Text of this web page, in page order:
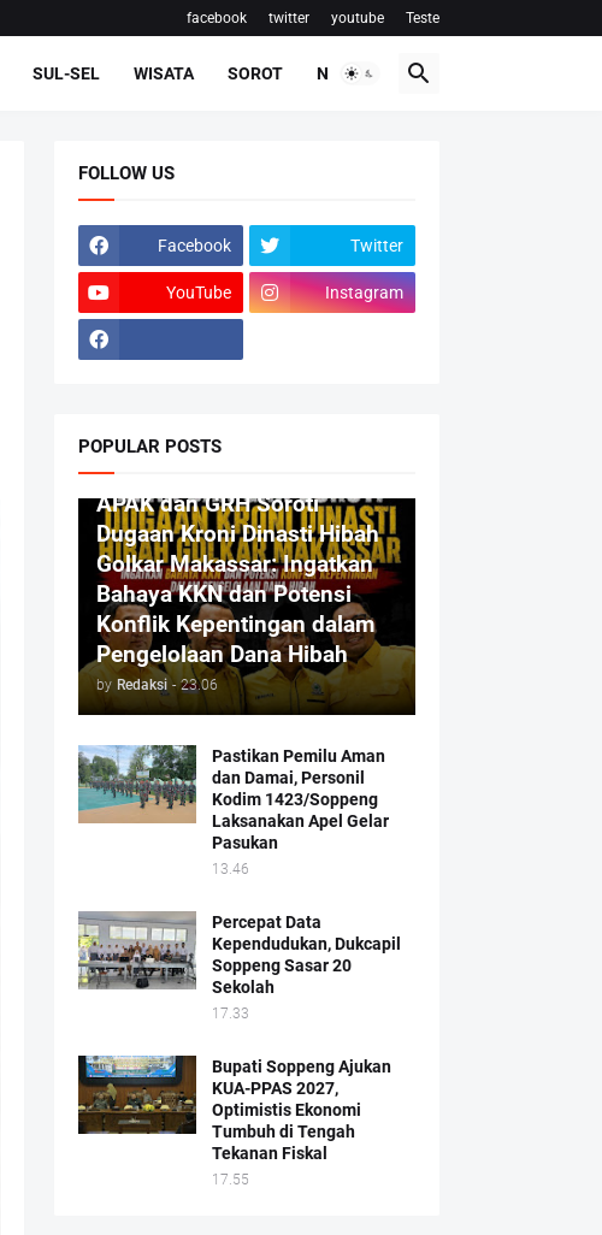
facebook twitter youtube Teste
SUL-SEL WISATA SOROT NASIONAL
FOLLOW US
Facebook Twitter
YouTube Instagram
POPULAR POSTS
APAK dan GRH Soroti
Dugaan Kroni Dinasti Hibah
Golkar Makassar: Ingatkan
Bahaya KKN dan Potensi
Konflik Kepentingan dalam
Pengelolaan Dana Hibah
by Redaksi - 23.06
Pastikan Pemilu Aman
dan Damai, Personil
Kodim 1423/Soppeng
Laksanakan Apel Gelar
Pasukan
13.46
Percepat Data
Kependudukan, Dukcapil
Soppeng Sasar 20
Sekolah
17.33
Bupati Soppeng Ajukan
KUA-PPAS 2027,
Optimistis Ekonomi
Tumbuh di Tengah
Tekanan Fiskal
17.55